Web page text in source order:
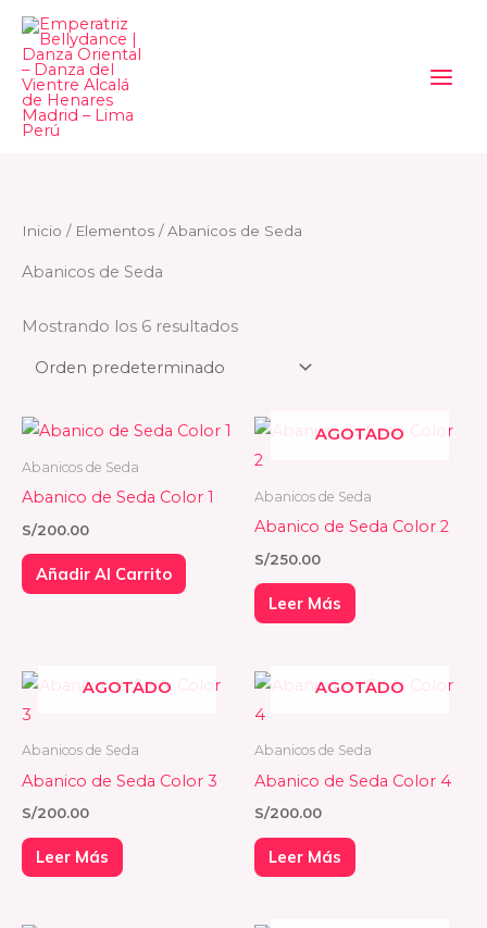
contenido
Inicio / Elementos / Abanicos de Seda
Abanicos de Seda
Mostrando los 6 resultados
Abanicos de Seda
Abanico de Seda Color 1
S/200.00
Añadir Al Carrito
AGOTADO
Abanicos de Seda
Abanico de Seda Color 2
S/250.00
Leer Más
AGOTADO
Abanicos de Seda
Abanico de Seda Color 3
S/200.00
Leer Más
AGOTADO
Abanicos de Seda
Abanico de Seda Color 4
S/200.00
Leer Más